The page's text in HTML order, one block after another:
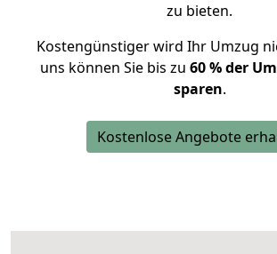
zu bieten.
Kostengünstiger wird Ihr Umzug
uns können Sie bis zu 60 % der
sparen.
Kostenlose Angebote